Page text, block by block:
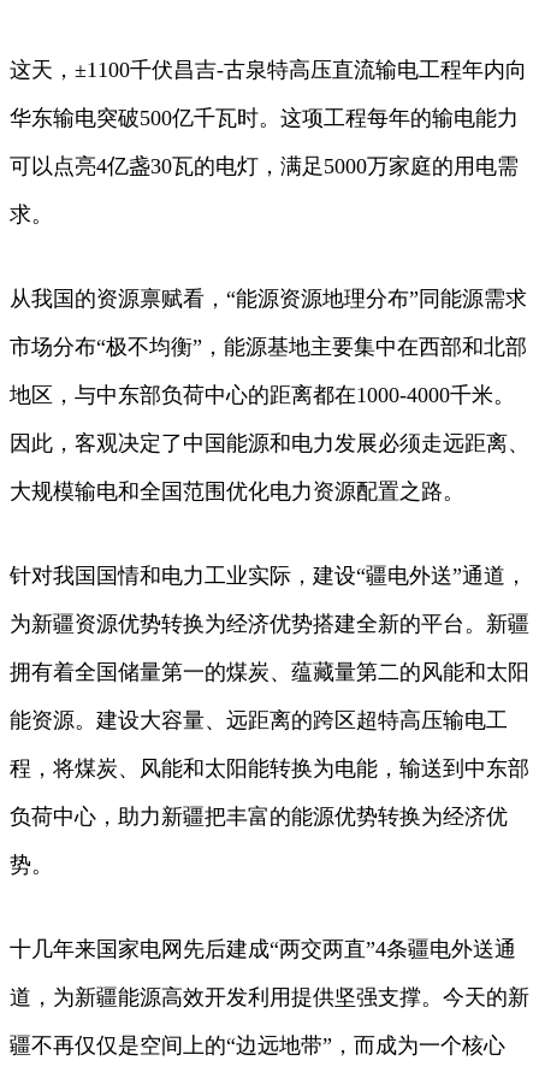
这天，±1100千伏昌吉-古泉特高压直流输电工程年内向
华东输电突破500亿千瓦时。这项工程每年的输电能力
可以点亮4亿盏30瓦的电灯，满足5000万家庭的用电需
求。
从我国的资源禀赋看，“能源资源地理分布”同能源需求
市场分布“极不均衡”，能源基地主要集中在西部和北部
地区，与中东部负荷中心的距离都在1000-4000千米。
因此，客观决定了中国能源和电力发展必须走远距离、
大规模输电和全国范围优化电力资源配置之路。
针对我国国情和电力工业实际，建设“疆电外送”通道，
为新疆资源优势转换为经济优势搭建全新的平台。新疆
拥有着全国储量第一的煤炭、蕴藏量第二的风能和太阳
能资源。建设大容量、远距离的跨区超特高压输电工
程，将煤炭、风能和太阳能转换为电能，输送到中东部
负荷中心，助力新疆把丰富的能源优势转换为经济优
势。
十几年来国家电网先后建成“两交两直”4条疆电外送通
道，为新疆能源高效开发利用提供坚强支撑。今天的新
疆不再仅仅是空间上的“边远地带”，而成为一个核心